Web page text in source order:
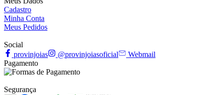
Cadastro
Minha Conta
Meus Pedidos
Social
provinjoias
@provinjoiasoficial
Webmail
Pagamento
Segurança